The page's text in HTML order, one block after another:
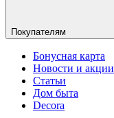
Покупателям
Бонусная карта
Новости и акции
Статьи
Дом быта
Decora